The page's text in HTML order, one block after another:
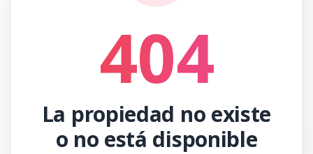
404
La propiedad no existe
o no está disponible